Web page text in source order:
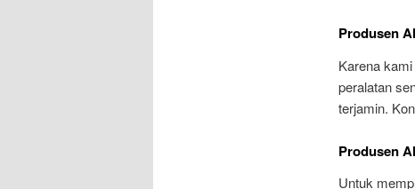
Produsen
Karena
peralatan
terjamin.
Produsen
Untuk